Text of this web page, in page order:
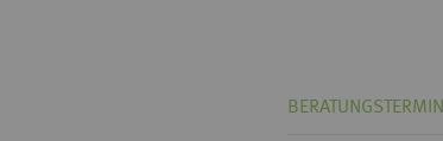
BERATUNGSTERMIN